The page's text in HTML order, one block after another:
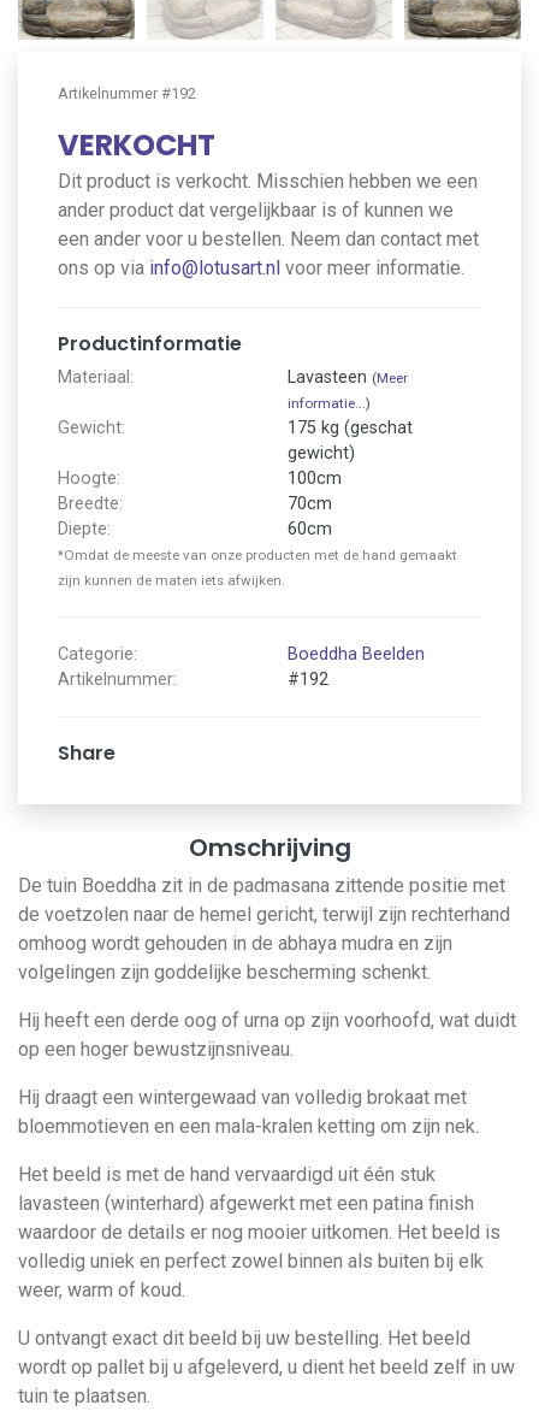
Artikelnummer #192
VERKOCHT
Dit product is verkocht. Misschien hebben we een
ander product dat vergelijkbaar is of kunnen we
een ander voor u bestellen. Neem dan contact met
ons op via info@lotusart.nl voor meer informatie.
Productinformatie
Materiaal: Lavasteen (Meer
informatie... )
Gewicht:
175 kg (geschat
gewicht)
Hoogte:
100cm
Breedte:
70cm
Diepte:
60cm
*Omdat de meeste van onze producten met de hand gemaakt
zijn kunnen de maten iets afwijken.
Categorie:
Boeddha Beelden
Artikelnummer:
#192
Share
Omschrijving
De tuin Boeddha zit in de padmasana zittende positie met
de voetzolen naar de hemel gericht, terwijl zijn rechterhand
omhoog wordt gehouden in de abhaya mudra en zijn
volgelingen zijn goddelijke bescherming schenkt.
Hij heeft een derde oog of urna op zijn voorhoofd, wat duidt
op een hoger bewustzijnsniveau.
Hij draagt ​​een wintergewaad van volledig brokaat met
bloemmotieven en een mala-kralen ketting om zijn nek.
Het beeld is met de hand vervaardigd uit één stuk
lavasteen (winterhard) afgewerkt met een patina finish
waardoor de details er nog mooier uitkomen. Het beeld is
volledig uniek en perfect zowel binnen als buiten bij elk
weer, warm of koud.
U ontvangt exact dit beeld bij uw bestelling. Het beeld
wordt op pallet bij u afgeleverd, u dient het beeld zelf in uw
tuin te plaatsen.